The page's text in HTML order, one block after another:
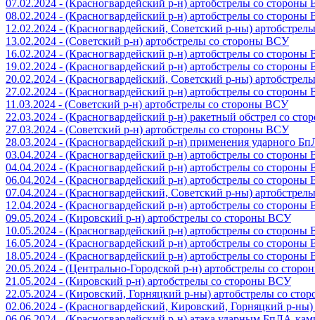
07.02.2024 - (Красногвардейский р-н) артобстрелы со
08.02.2024 - (Красногвардейский р-н) артобстрелы со
12.02.2024 - (Красногвардейский, Советский р-ны)
13.02.2024 - (Советский р-н) артобстрелы со стороны ВСУ
16.02.2024 - (Красногвардейский р-н) артобстрелы со
19.02.2024 - (Красногвардейский р-н) артобстрелы со
20.02.2024 - (Красногвардейский, Советский р-ны)
27.02.2024 - (Красногвардейский р-н) артобстрелы со
11.03.2024 - (Советский р-н) артобстрелы со стороны ВСУ
22.03.2024 - (Красногвардейский р-н) ракетный обстрел со
27.03.2024 - (Советский р-н) артобстрелы со стороны ВСУ
28.03.2024 - (Красногвардейский р-н) применения ударного
03.04.2024 - (Красногвардейский р-н) артобстрелы со
04.04.2024 - (Красногвардейский р-н) артобстрелы со
06.04.2024 - (Красногвардейский р-н) артобстрелы со
07.04.2024 - (Красногвардейский, Советский р-ны)
12.04.2024 - (Красногвардейский р-н) артобстрелы со
09.05.2024 - (Кировский р-н) артобстрелы со стороны ВСУ
10.05.2024 - (Красногвардейский р-н) артобстрелы со
16.05.2024 - (Красногвардейский р-н) артобстрелы со
18.05.2024 - (Красногвардейский р-н) артобстрелы со
20.05.2024 - (Центрально-Городской р-н) артобстрелы со
21.05.2024 - (Кировский р-н) артобстрелы со стороны ВСУ
22.05.2024 - (Кировский, Горняцкий р-ны) артобстрелы со
02.06.2024 - (Красногвардейский, Кировский, Горняцкий р-